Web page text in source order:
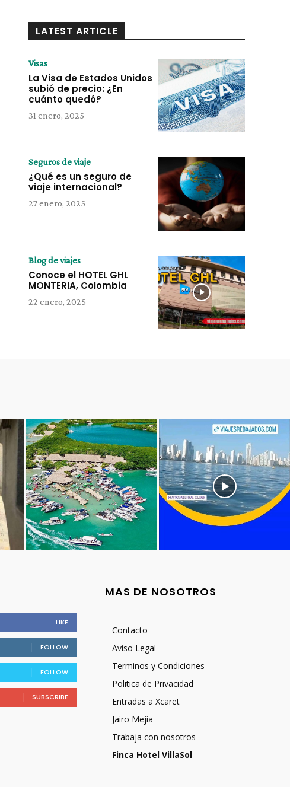
LATEST ARTICLE
Visas
La Visa de Estados Unidos
subió de precio: ¿En
cuánto quedó?
31 enero, 2025
Seguros de viaje
¿Qué es un seguro de
viaje internacional?
27 enero, 2025
Blog de viajes
Conoce el HOTEL GHL
MONTERIA, Colombia
22 enero, 2025
LIKE
FOLLOW
FOLLOW
SUBSCRIBE
MAS DE NOSOTROS
Contacto
Aviso Legal
Terminos y Condiciones
Politica de Privacidad
Entradas a Xcaret
Jairo Mejia
Trabaja con nosotros
Finca Hotel VillaSol